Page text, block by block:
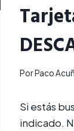
PorPaco
Si estás
indicado.